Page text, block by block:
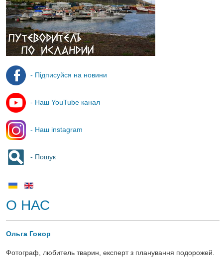
- Підписуйся на новини
- Наш YouTube канал
- Наш instagram
- Пошук
О НАС
Ольга Говор
Фотограф, любитель тварин, експерт з планування подорожей.